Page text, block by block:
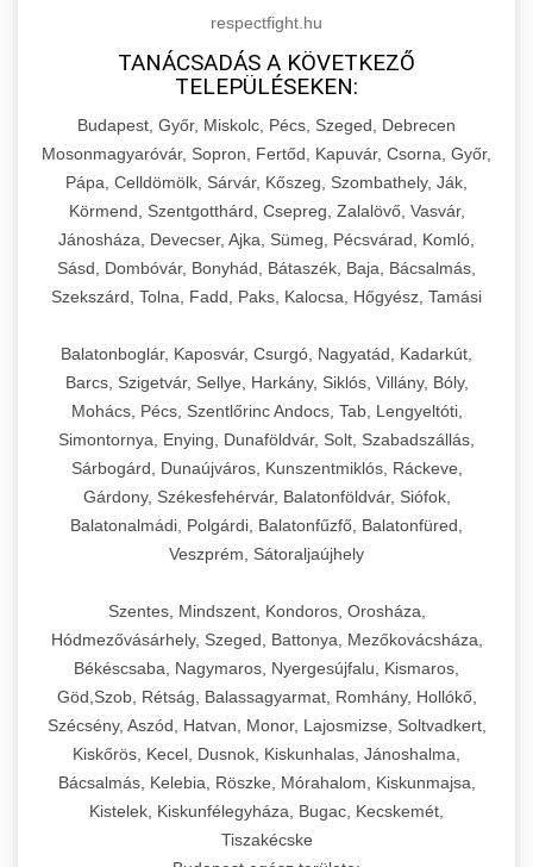
respectfight.hu
TANÁCSADÁS A KÖVETKEZŐ
TELEPÜLÉSEKEN:
Budapest, Győr, Miskolc, Pécs, Szeged, Debrecen
Mosonmagyaróvár, Sopron, Fertőd, Kapuvár, Csorna, Győr,
Pápa, Celldömölk, Sárvár, Kőszeg, Szombathely, Ják,
Körmend, Szentgotthárd, Csepreg, Zalalövő, Vasvár,
Jánosháza, Devecser, Ajka, Sümeg, Pécsvárad, Komló,
Sásd, Dombóvár, Bonyhád, Bátaszék, Baja, Bácsalmás,
Szekszárd, Tolna, Fadd, Paks, Kalocsa, Hőgyész, Tamási
Balatonboglár, Kaposvár, Csurgó, Nagyatád, Kadarkút,
Barcs, Szigetvár, Sellye, Harkány, Siklós, Villány, Bóly,
Mohács, Pécs, Szentlőrinc Andocs, Tab, Lengyeltóti,
Simontornya, Enying, Dunaföldvár, Solt, Szabadszállás,
Sárbogárd, Dunaújváros, Kunszentmiklós, Ráckeve,
Gárdony, Székesfehérvár, Balatonföldvár, Siófok,
Balatonalmádi, Polgárdi, Balatonfűzfő, Balatonfüred,
Veszprém, Sátoraljaújhely
Szentes, Mindszent, Kondoros, Orosháza,
Hódmezővásárhely, Szeged, Battonya, Mezőkovácsháza,
Békéscsaba, Nagymaros, Nyergesújfalu, Kismaros,
Göd,Szob, Rétság, Balassagyarmat, Romhány, Hollókő,
Szécsény, Aszód, Hatvan, Monor, Lajosmizse, Soltvadkert,
Kiskőrös, Kecel, Dusnok, Kiskunhalas, Jánoshalma,
Bácsalmás, Kelebia, Röszke, Mórahalom, Kiskunmajsa,
Kistelek, Kiskunfélegyháza, Bugac, Kecskemét,
Tiszakécske